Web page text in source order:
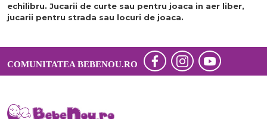
echilibru. Jucarii de curte sau pentru joaca in aer liber,
jucarii pentru strada sau locuri de joaca.
COMUNITATEA BEBENOU.RO